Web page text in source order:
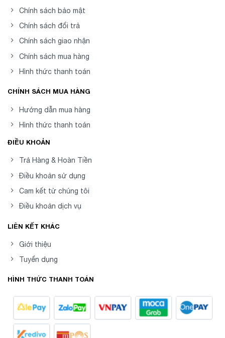
Chính sách bảo mật
Chính sách đổi trả
Chính sách giao nhận
Chính sách mua hàng
Hình thức thanh toán
CHÍNH SÁCH MUA HÀNG
Hướng dẫn mua hàng
Hình thức thanh toán
ĐIỀU KHOẢN
Trả Hàng & Hoàn Tiền
Điều khoản sử dụng
Cam kết từ chúng tôi
Điều khoản dịch vụ
LIÊN KẾT KHÁC
Giới thiệu
Tuyển dụng
HÌNH THỨC THANH TOÁN